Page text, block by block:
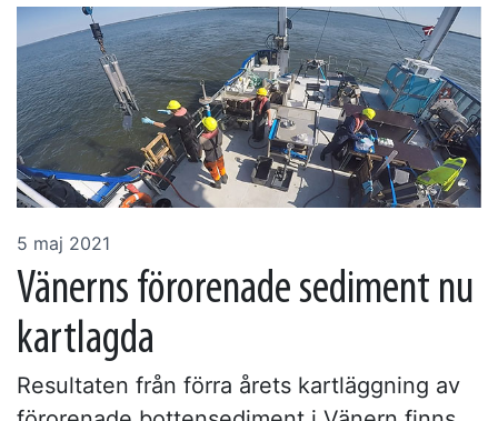
5 maj 2021
Vänerns förorenade sediment nu
kartlagda
Resultaten från förra årets kartläggning av